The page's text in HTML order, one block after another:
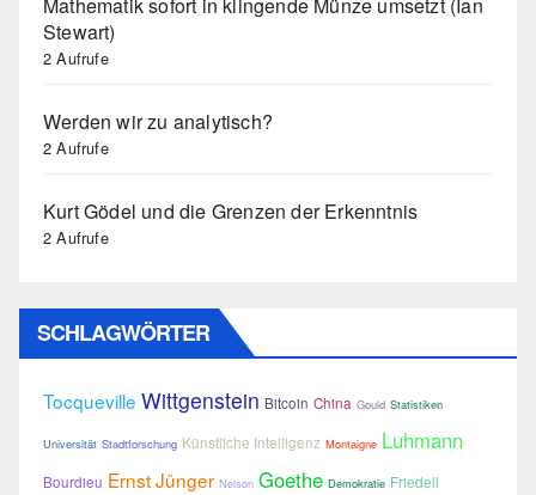
Stewart)
2 Aufrufe
Werden wir zu analytisch?
2 Aufrufe
Kurt Gödel und die Grenzen der Erkenntnis
2 Aufrufe
SCHLAGWÖRTER
Tocqueville Wittgenstein Bitcoin China Gould Statistiken
Universität Stadtforschung Künstliche Intelligenz Montaigne Luhmann
Bourdieu Ernst Jünger Nelson Goethe Demokratie Friedell